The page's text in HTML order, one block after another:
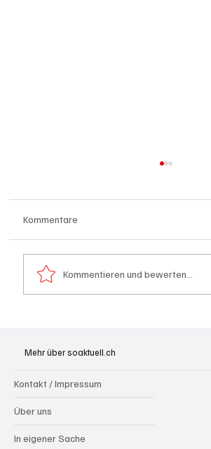
gesucht)
Kommentare
Kommentieren und bewerten...
Mehr über soaktuell.ch
Kontakt / Impressum
Über uns
In eigener Sache